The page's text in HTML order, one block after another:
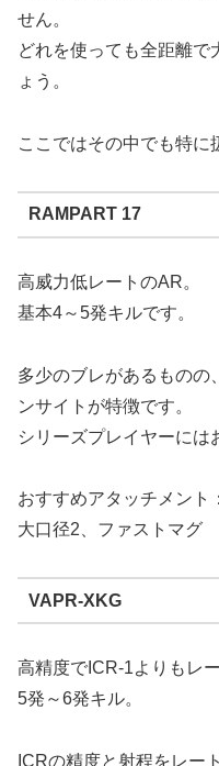
せん。
どれを使っても全距離で
ょう。
ここではその中でも特に
RAMPART 17
高威力低レートのAR。
基本4～5発キルです。
多少のブレがあるものの
ンサイトが特徴です。
シリーズプレイヤーには
おすすめアタッチメント：
大口径2、ファストマグ
VAPR-XKG
高精度でICR-1よりもレ
5発～6発キル。
ICRの精度と射程をレー